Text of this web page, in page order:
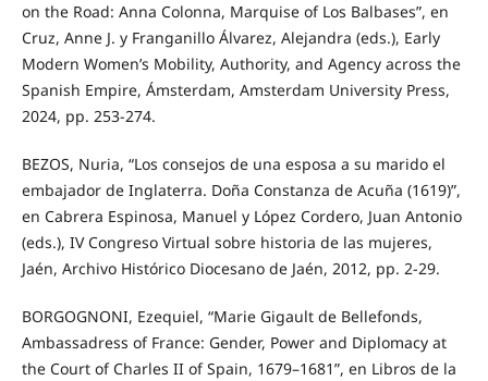
on the Road: Anna Colonna, Marquise of Los Balbases”, en
Cruz, Anne J. y Franganillo Álvarez, Alejandra (eds.), Early
Modern Women’s Mobility, Authority, and Agency across the
Spanish Empire, Ámsterdam, Amsterdam University Press,
2024, pp. 253-274.
BEZOS, Nuria, “Los consejos de una esposa a su marido el
embajador de Inglaterra. Doña Constanza de Acuña (1619)”,
en Cabrera Espinosa, Manuel y López Cordero, Juan Antonio
(eds.), IV Congreso Virtual sobre historia de las mujeres,
Jaén, Archivo Histórico Diocesano de Jaén, 2012, pp. 2-29.
BORGOGNONI, Ezequiel, “Marie Gigault de Bellefonds,
Ambassadress of France: Gender, Power and Diplomacy at
the Court of Charles II of Spain, 1679–1681”, en Libros de la